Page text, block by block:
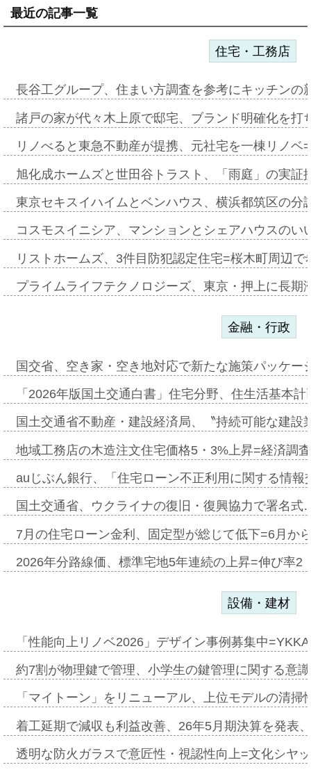
最近の記事一覧
住宅・工務店
長谷工グループ、住まい方調査を参考にキッチン
諸戸の家が代々木上原で邸宅、ブランド明確化を
リノべると東急不動産が提携、元社宅を一棟リノ
旭化成ホームズと世田谷トラスト、「雨庭」の実
東京セキスイハイムとベンハウス、横浜都筑区の
コスモスイニシア、マンションとシェアハウスの
リストホームズ、3件目防犯認定住宅=桜木町周辺
プライムライフテクノロジーズ、東京・押上に長
金融・行政
国交省、空き家・空き地対応で新たな施策パッケ
「2026年版国土交通白書」住宅分野、住生活基本
国土交通省不動産・建設経済局、〝持続可能な建
地域工務店の木造注文住宅価格5・3%上昇=経済調
auじぶん銀行、「住宅ローン不正利用に関する情
国土交通省、ウクライナの復旧・復興協力で署名
7月の住宅ローン金利、固定型が総じて低下=6月か
2026年分路線価、標準宅地5年連続の上昇=伸び率
設備・建材
「性能向上リノベ2026」デザイン事例募集中
約7割が物理鍵で管理、小学生の鍵管理に関する意
「マイトーン」をリニューアル、上位モデルの清
着工延期で減収も利益改善、26年5月期決算を発表
透明な防火ガラスで意匠性・視認性向上=文化シヤ